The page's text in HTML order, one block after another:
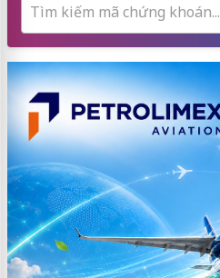
Tìm kiếm mã chứng khoán...